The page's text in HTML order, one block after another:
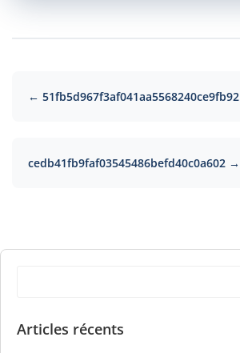
← 51fb5d967f3af041aa5568240ce9fb92
cedb41fb9faf03545486befd40c0a602 →
Articles récents